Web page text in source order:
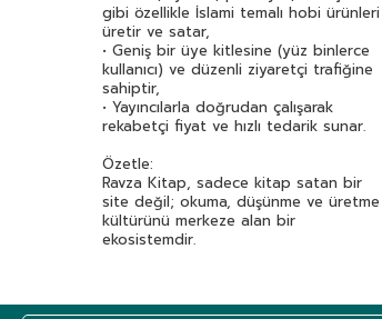
gibi özellikle İslami temalı hobi ürünleri
üretir ve satar,
• Geniş bir üye kitlesine (yüz binlerce
kullanıcı) ve düzenli ziyaretçi trafiğine
sahiptir,
• Yayıncılarla doğrudan çalışarak
rekabetçi fiyat ve hızlı tedarik sunar.
Özetle:
Ravza Kitap, sadece kitap satan bir
site değil; okuma, düşünme ve üretme
kültürünü merkeze alan bir
ekosistemdir.